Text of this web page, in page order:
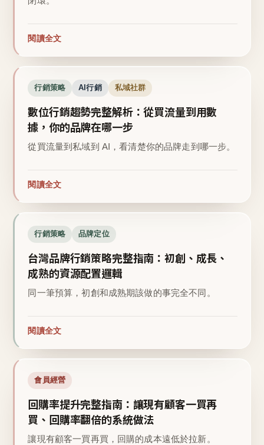
閱讀全文
行銷策略 AI行銷 私域社群
數位行銷趨勢完整解析：從買流量到用數
據，你的品牌在哪一步
從買流量到私域到 AI，看清楚你的品牌走到哪一步。
閱讀全文
行銷策略 品牌定位
台灣品牌行銷策略完整指南：初創、成長、
成熟的資源配置邏輯
同一筆預算，初創和成熟期該做的事完全不同。
閱讀全文
會員經營
回購率提升完整指南：讓現有顧客一買再
買、回購率翻倍的系統做法
讓現有顧客一買再買，回購的成本遠低於拉新。